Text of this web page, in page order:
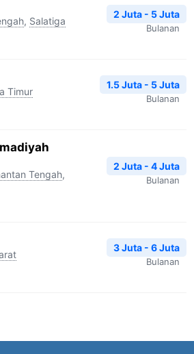
, Salatiga
2 Juta - 5 Juta
Bulanan
Timur
1.5 Juta - 5 Juta
Bulanan
Tengah,
2 Juta - 4 Juta
Bulanan
3 Juta - 6 Juta
Bulanan